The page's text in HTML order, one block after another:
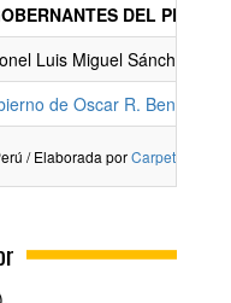
DEL PERÚ
Luis Miguel Sánchez
de Oscar R. Benavides
/ Elaborada por